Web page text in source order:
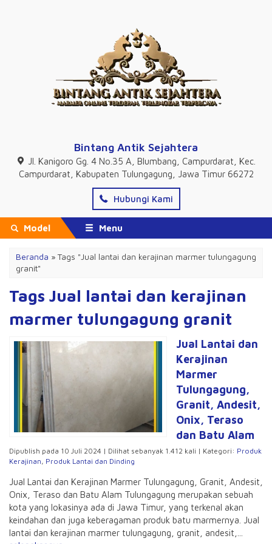
Bintang Antik Sejahtera
Jl. Kanigoro Gg. 4 No.35 A, Blumbang, Campurdarat, Kec.
Campurdarat, Kabupaten Tulungagung, Jawa Timur 66272
Hubungi Kami
Model Menu
Beranda »Tags "Jual lantai dan kerajinan marmer tulungagung
granit"
Tags Jual lantai dan kerajinan
marmer tulungagung granit
Jual Lantai dan
Kerajinan
Marmer
Tulungagung,
Granit, Andesit,
Onix, Teraso
dan Batu Alam
Dipublish pada 10 Juli 2024 | Dilihat sebanyak 1.412 kali | Kategori: Produk
Kerajinan, Produk Lantai dan Dinding
Jual Lantai dan Kerajinan Marmer Tulungagung, Granit, Andesit,
Onix, Teraso dan Batu Alam Tulungagung merupakan sebuah
kota yang lokasinya ada di Jawa Timur, yang terkenal akan
keindahan dan juga keberagaman produk batu marmernya. Jual
lantai dan kerajinan marmer tulungagung, granit, andesit,...